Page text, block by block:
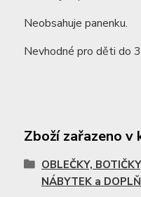
Neobsahuje panenku.
Nevhodné pro děti do
Zboží zařazeno v
OBLEČKY,
NÁBYTEK a